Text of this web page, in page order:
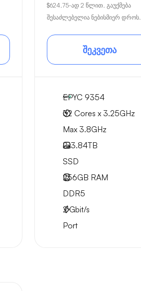
$624.75-ად 2 წლით. გაუქმება
შესაძლებელია ნებისმიერ დროს.
შეკვეთა
EPYC 9354
32 Cores x 3.25GHz
Max 3.8GHz
2x3.84TB
SSD
256GB RAM
DDR5
2Gbit/s
Port